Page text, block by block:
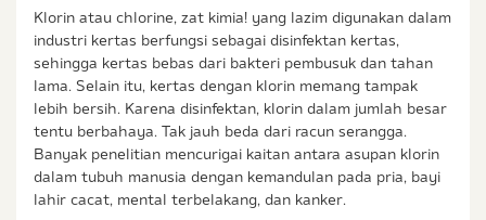
Klorin atau chlorine, zat kimia! yang lazim digunakan dalam
industri kertas berfungsi sebagai disinfektan kertas,
sehingga kertas bebas dari bakteri pembusuk dan tahan
lama. Selain itu, kertas dengan klorin memang tampak
lebih bersih. Karena disinfektan, klorin dalam jumlah besar
tentu berbahaya. Tak jauh beda dari racun serangga.
Banyak penelitian mencurigai kaitan antara asupan klorin
dalam tubuh manusia dengan kemandulan pada pria, bayi
lahir cacat, mental terbelakang, dan kanker.